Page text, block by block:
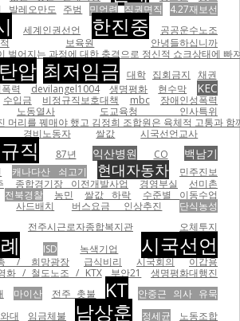
발레오만도 주범 민언련 직권면직
4.27재보선
세계인권선언 한진중
공공운수노조
보육원
안녕들하십니까
벌어지는 과정에 대한 충격으로 정신적 쇼크상태에 빠
압 최저임금 대학 집회금지
채권
력 devilangel1004 생명평화 현수막 KEC
수입금 비정규직보호대책 mbc
장애인성폭력
노동열사
도교육청 인사특위
머리를 꿰매야 했고 김정희 조합원은 육체적 고통과
경비노동자 쌀값 시국선언교사
직 87년 익산병원 CO 백남기
캐나다산 쇠고기 현대자동차
민주진보
종합경기장 이전개발사업 경영부실
선미촌
전북경찰 농민 쌀값 하락
수준별 이동수업
사드배치 버스요금 인상추진 단식농성
전주시근로자종합복지관 오체투지
ISD 녹색기업 시국선언
/ 희망광장 급식비리 시국회의
이갑용
화 / 철도노조 / KTX 부안21
생명평화대행진
마이산 전주 촛불 KT
안중근 의사 유묵
대 임금체불 남상훈 정세균
노동조합